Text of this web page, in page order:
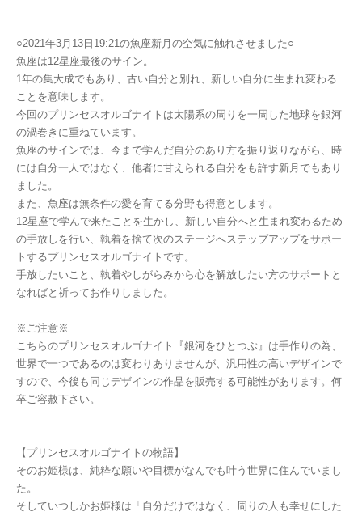
○2021年3月13日19:21の魚座新月の空気に触れさせました○
魚座は12星座最後のサイン。
1年の集大成でもあり、古い自分と別れ、新しい自分に生まれ変わる
ことを意味します。
今回のプリンセスオルゴナイトは太陽系の周りを一周した地球を銀河
の渦巻きに重ねています。
魚座のサインでは、今まで学んだ自分のあり方を振り返りながら、時
には自分一人ではなく、他者に甘えられる自分をも許す新月でもあり
ました。
また、魚座は無条件の愛を育てる分野も得意とします。
12星座で学んで来たことを生かし、新しい自分へと生まれ変わるため
の手放しを行い、執着を捨て次のステージへステップアップをサポー
トするプリンセスオルゴナイトです。
手放したいこと、執着やしがらみから心を解放したい方のサポートと
なればと祈ってお作りしました。
※ご注意※
こちらのプリンセスオルゴナイト『銀河をひとつぶ』は手作りの為、
世界で一つであるのは変わりありませんが、汎用性の高いデザインで
すので、今後も同じデザインの作品を販売する可能性があります。何
卒ご容赦下さい。
【プリンセスオルゴナイトの物語】
そのお姫様は、純粋な願いや目標がなんでも叶う世界に住んでいまし
た。
そしていつしかお姫様は「自分だけではなく、周りの人も幸せにした